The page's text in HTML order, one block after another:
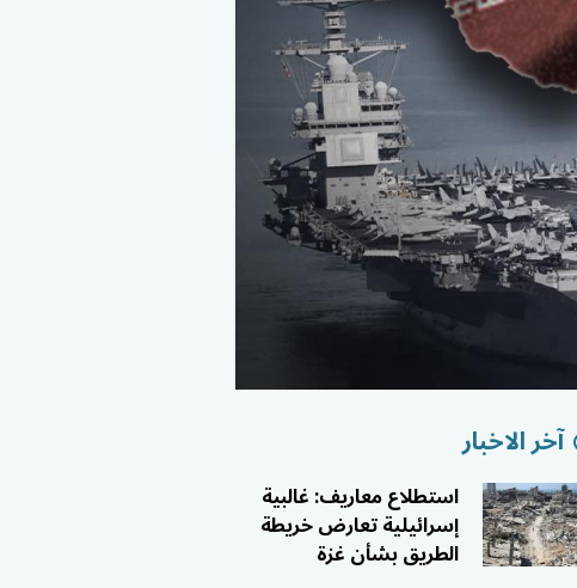
آخر الاخبار
استطلاع معاريف: غالبية
إسرائيلية تعارض خريطة
الطريق بشأن غزة